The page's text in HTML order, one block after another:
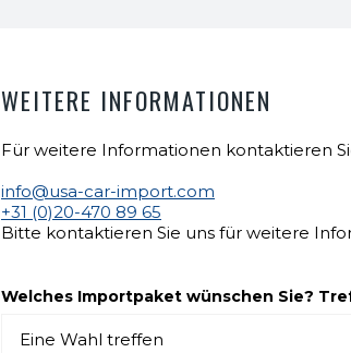
WEITERE INFORMATIONEN
Für weitere Informationen kontaktieren
info@usa-car-import.com
+31 (0)20-470 89 65
Bitte kontaktieren Sie uns für weitere
Welches Importpaket wünschen Sie?